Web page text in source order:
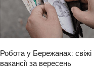
Робота у Бережанах: свіжі
вакансії за вересень